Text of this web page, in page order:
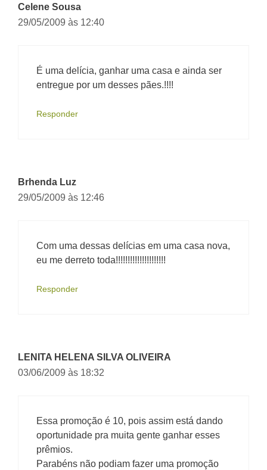
Celene Sousa
29/05/2009 às 12:40
É uma delícia, ganhar uma casa e ainda ser
entregue por um desses pães.!!!!
Responder
Brhenda Luz
29/05/2009 às 12:46
Com uma dessas delícias em uma casa nova,
eu me derreto toda!!!!!!!!!!!!!!!!!!!!!
Responder
LENITA HELENA SILVA OLIVEIRA
03/06/2009 às 18:32
Essa promoção é 10, pois assim está dando
oportunidade pra muita gente ganhar esses
prêmios.
Parabéns não podiam fazer uma promoção